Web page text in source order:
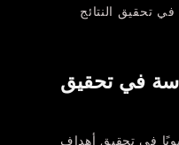
تحقيق النتائج
في تحقيق
في تحقيق أهداف